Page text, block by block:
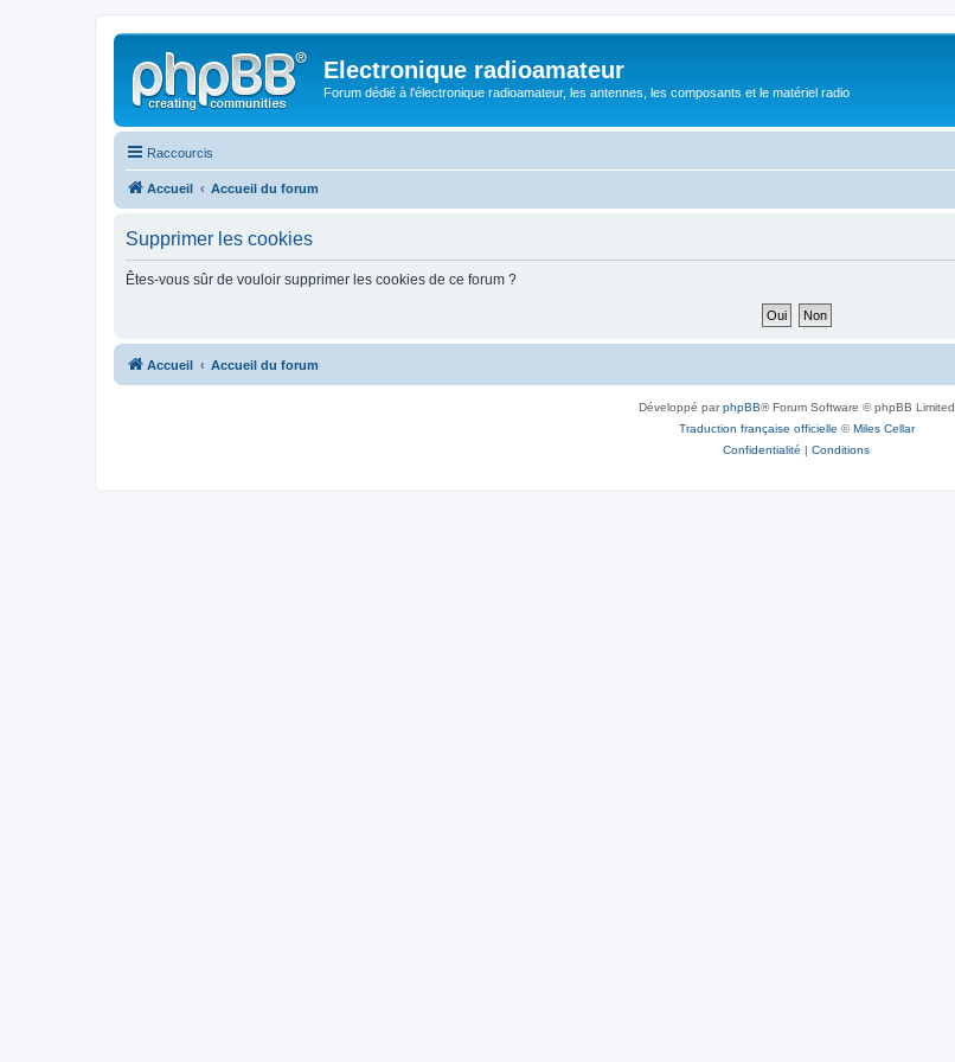
Electronique radioamateur
Forum dédié à l'électronique radioamateur, les antennes, les composants et le matériel radio
Raccourcis
Accueil Accueil du forum
Supprimer les cookies
Êtes-vous sûr de vouloir supprimer les cookies de ce forum ?
Accueil Accueil du forum
Développé parphpBB® Forum Software © phpBB Limited
Traduction française officielle ©Miles Cellar
Confidentialité | Conditions